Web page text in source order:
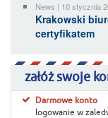
News | 10 stycznia
Krakowski
certyfikatem
załóż swoje
Darmowe konto
logowanie w